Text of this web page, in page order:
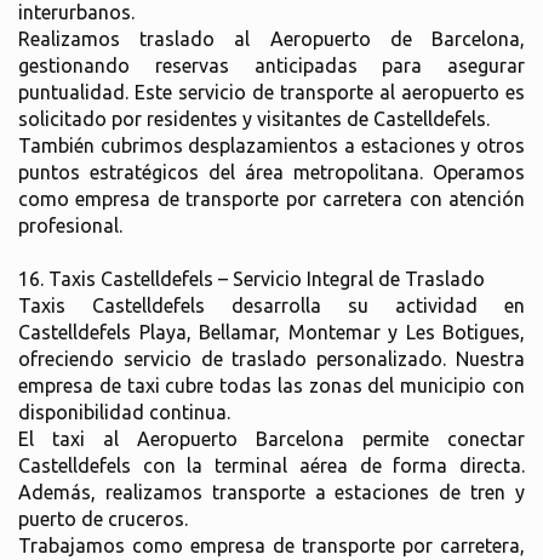
interurbanos.
Realizamos traslado al Aeropuerto de Barcelona,
gestionando reservas anticipadas para asegurar
puntualidad. Este servicio de transporte al aeropuerto es
solicitado por residentes y visitantes de Castelldefels.
También cubrimos desplazamientos a estaciones y otros
puntos estratégicos del área metropolitana. Operamos
como empresa de transporte por carretera con atención
profesional.
16. Taxis Castelldefels – Servicio Integral de Traslado
Taxis Castelldefels desarrolla su actividad en
Castelldefels Playa, Bellamar, Montemar y Les Botigues,
ofreciendo servicio de traslado personalizado. Nuestra
empresa de taxi cubre todas las zonas del municipio con
disponibilidad continua.
El taxi al Aeropuerto Barcelona permite conectar
Castelldefels con la terminal aérea de forma directa.
Además, realizamos transporte a estaciones de tren y
puerto de cruceros.
Trabajamos como empresa de transporte por carretera,